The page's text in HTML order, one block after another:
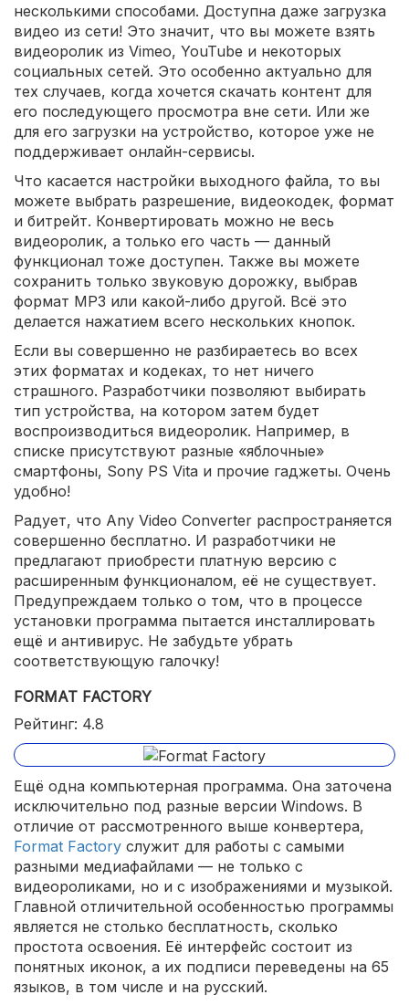
несколькими способами. Доступна даже загрузка
видео из сети! Это значит, что вы можете взять
видеоролик из Vimeo, YouTube и некоторых
социальных сетей. Это особенно актуально для
тех случаев, когда хочется скачать контент для
его последующего просмотра вне сети. Или же
для его загрузки на устройство, которое уже не
поддерживает онлайн-сервисы.
Что касается настройки выходного файла, то вы
можете выбрать разрешение, видеокодек, формат
и битрейт. Конвертировать можно не весь
видеоролик, а только его часть — данный
функционал тоже доступен. Также вы можете
сохранить только звуковую дорожку, выбрав
формат MP3 или какой-либо другой. Всё это
делается нажатием всего нескольких кнопок.
Если вы совершенно не разбираетесь во всех
этих форматах и кодеках, то нет ничего
страшного. Разработчики позволяют выбирать
тип устройства, на котором затем будет
воспроизводиться видеоролик. Например, в
списке присутствуют разные «яблочные»
смартфоны, Sony PS Vita и прочие гаджеты. Очень
удобно!
Радует, что Any Video Converter распространяется
совершенно бесплатно. И разработчики не
предлагают приобрести платную версию с
расширенным функционалом, её не существует.
Предупреждаем только о том, что в процессе
установки программа пытается инсталлировать
ещё и антивирус. Не забудьте убрать
соответствующую галочку!
FORMAT FACTORY
Рейтинг: 4.8
Ещё одна компьютерная программа. Она заточена
исключительно под разные версии Windows. В
отличие от рассмотренного выше конвертера,
Format Factory служит для работы с самыми
разными медиафайлами — не только с
видеороликами, но и с изображениями и музыкой.
Главной отличительной особенностью программы
является не столько бесплатность, сколько
простота освоения. Её интерфейс состоит из
понятных иконок, а их подписи переведены на 65
языков, в том числе и на русский.